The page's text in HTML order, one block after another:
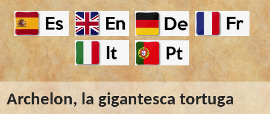
Archelon, la gigantesca tortuga